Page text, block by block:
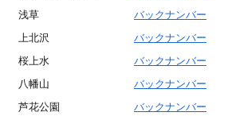
浅草
バックナンバー
上北沢
バックナンバー
桜上水
バックナンバー
八幡山
バックナンバー
芦花公園
バックナンバー